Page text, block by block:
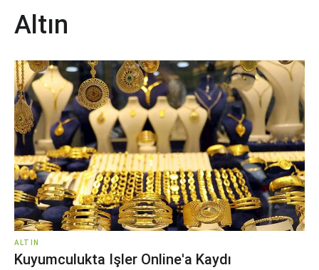
Altın
ALTIN
Kuyumculukta Işler Online'a Kaydı